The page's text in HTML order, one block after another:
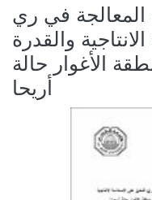
المعالجة في ري
والقدرة
الأغوار حالة
أريحا